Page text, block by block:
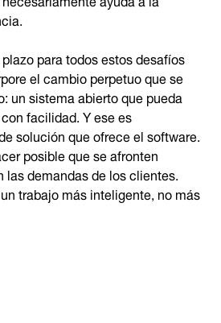
para todos estos desafíos
el cambio perpetuo que se
un sistema abierto que pueda
facilidad. Y ese es
solución que ofrece el software.
posible que se afronten
demandas de los clientes.
trabajo más inteligente, no más